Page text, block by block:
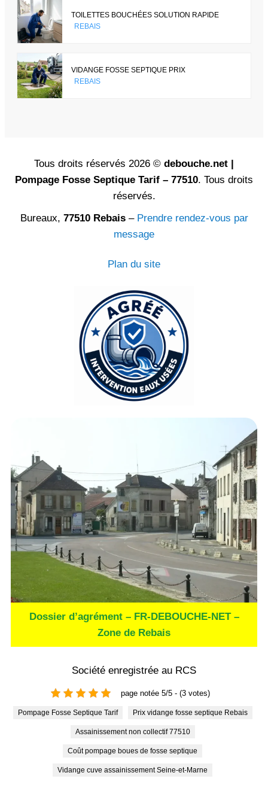
TOILETTES BOUCHÉES SOLUTION RAPIDE
REBAIS
VIDANGE FOSSE SEPTIQUE PRIX
REBAIS
Tous droits réservés 2026 © debouche.net |
Pompage Fosse Septique Tarif – 77510. Tous droits
réservés.
Bureaux, 77510 Rebais– Prendre rendez-vous par
message
Plan du site
Dossier d’agrément – FR-DEBOUCHE-NET –
Zone de Rebais
Société enregistrée au RCS
page notée 5/5 - (3 votes)
Pompage Fosse Septique Tarif Prix vidange fosse septique Rebais
Assainissement non collectif 77510
Coût pompage boues de fosse septique
Vidange cuve assainissement Seine-et-Marne